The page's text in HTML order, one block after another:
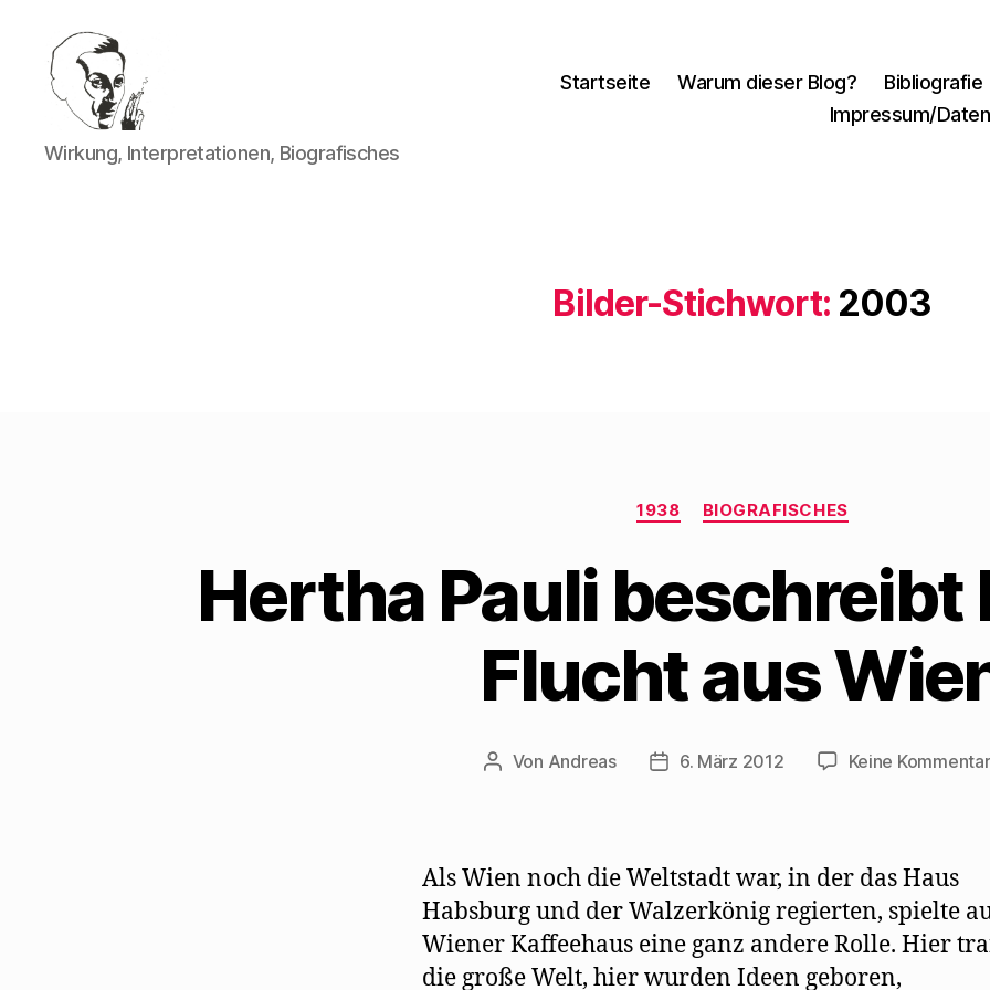
Walter
Mehring
Wirkung, Interpretationen, Biografisches
Startseite Warum dieser Blog? Bibliografie
Impressum/
Bilder-Stichwort: 2003
Kategorien
1938 BIOGRAFISCHES
Hertha Pauli beschreibt
Flucht aus
Beitragsautor
Von Andreas Beitragsdatum
6. März 2012 Keine
Als Wien noch die Weltstadt war, in der das Haus
Habsburg und der Walzerkönig regierten, spielte
Wiener Kaffeehaus eine ganz andere Rolle. Hier
die große Welt, hier wurden Ideen geboren,